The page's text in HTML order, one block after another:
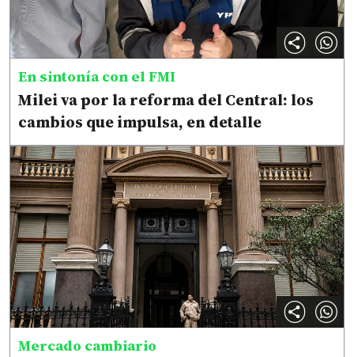
En sintonía con el FMI
Milei va por la reforma del Central: los
cambios que impulsa, en detalle
Mercado cambiario